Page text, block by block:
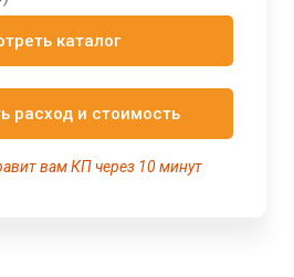
каталог
расход и стоимость
вам КП через 10 минут